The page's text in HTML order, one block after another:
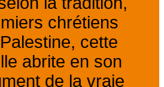
chrétiens
cette
abrite en son
de la vraie